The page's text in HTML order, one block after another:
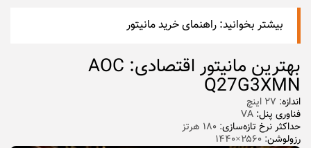
بیشتر بخوانید: راهنمای خرید مانیتور
بهترین مانیتور اقتصادی: AOC
Q27G3XMN
اندازه: ۲۷ اینچ
فناوری پنل: VA
حداکثر نرخ تازه‌سازی: ۱۸۰ هرتز
رزولوشن: ۲۵۶۰×۱۴۴۰